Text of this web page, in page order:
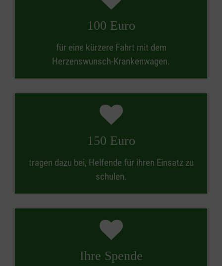
100 Euro
für eine kürzere Fahrt mit dem
Herzenswunsch-Krankenwagen.
150 Euro
tragen dazu bei, Helfende für ihren Einsatz zu
schulen.
Ihre Spende